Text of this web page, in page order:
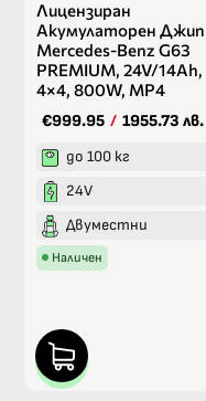
Лицензиран
Акумулаторен Джип
Mercedes-Benz G63
PREMIUM, 24V/14Ah,
4×4, 800W, MP4
€999.95 / 1955.73 лв.
до 100 кг
24V
Двуместни
Наличен